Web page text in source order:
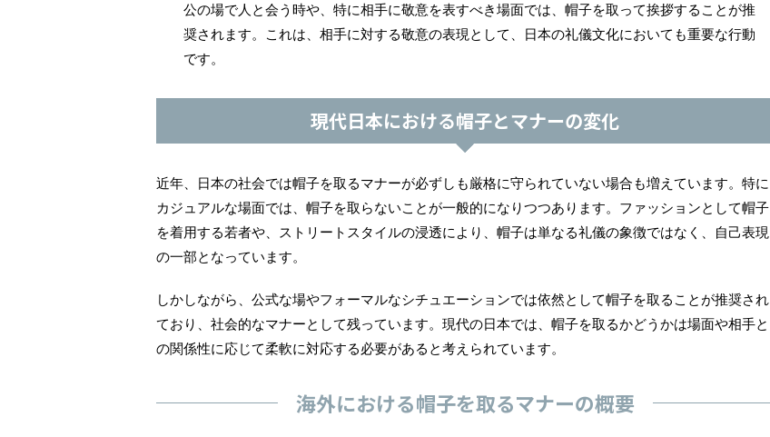
公の場で人と会う時や、特に相手に敬意を表すべき場面では、帽子を取って挨拶することが推
奨されます。これは、相手に対する敬意の表現として、日本の礼儀文化においても重要な行動
です。
現代日本における帽子とマナーの変化
近年、日本の社会では帽子を取るマナーが必ずしも厳格に守られていない場合も増えています。特に
カジュアルな場面では、帽子を取らないことが一般的になりつつあります。ファッションとして帽子
を着用する若者や、ストリートスタイルの浸透により、帽子は単なる礼儀の象徴ではなく、自己表現
の一部となっています。
しかしながら、公式な場やフォーマルなシチュエーションでは依然として帽子を取ることが推奨され
ており、社会的なマナーとして残っています。現代の日本では、帽子を取るかどうかは場面や相手と
の関係性に応じて柔軟に対応する必要があると考えられています。
海外における帽子を取るマナーの概要